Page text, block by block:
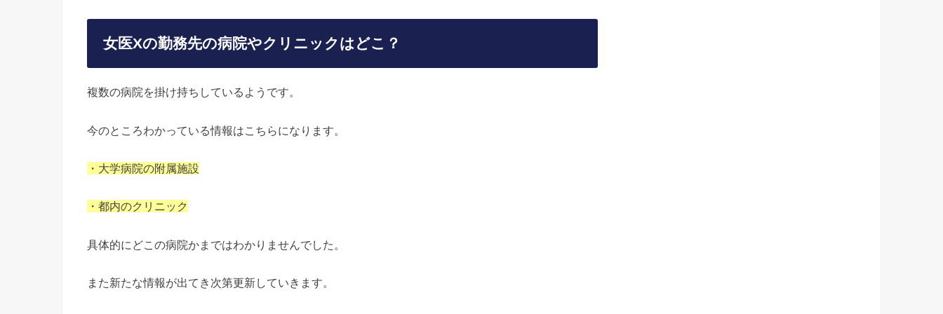
女医Xの勤務先の病院やクリニックはどこ？
複数の病院を掛け持ちしているようです。
今のところわかっている情報はこちらになります。
・大学病院の附属施設
・都内のクリニック
具体的にどこの病院かまではわかりませんでした。
また新たな情報が出てき次第更新していきます。